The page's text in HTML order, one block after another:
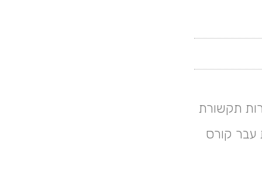
תקשורת
עבר קורס